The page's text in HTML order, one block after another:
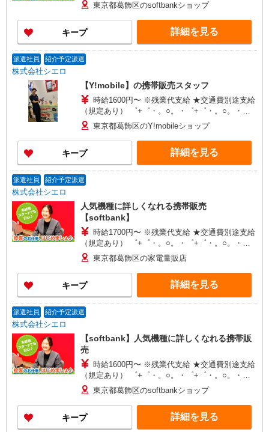
頂くと, インセンティブ支給(規定有) ★月2回払
い・週払い可能（規程有）★ ゜・。○。・゜
+゜・。○。・゜+゜
東京都葛飾区のsoftbankショップ
キープ 詳細を見る
派遣社員 紹介予定派遣
株式会社シエロ
【Y!mobile】の携帯販売スタッフ
時給1600円〜 ※残業代支給 ★交通費別途支給
（規定あり） ゜+゜・。○。・゜+゜・。○。・゜
+゜ 入社祝い金10万円支給(規定有) お友達を紹介
頂くと, インセンティブ支給(規定有) ★月2回払
い・週払い可能（規程有）★ ゜・。○。・゜
+゜・。○。・゜+゜
東京都葛飾区のY!mobileショップ
キープ 詳細を見る
派遣社員 紹介予定派遣
株式会社シエロ
人気機種に詳しくなれる携帯販売
【softbank】
時給1700円〜 ※残業代支給 ★交通費別途支給
（規定あり） ゜+゜・。○。・゜+゜・。○。・゜
+゜ 入社祝い金10万円支給(規定有) お友達を紹介
頂くと, インセンティブ支給(規定有) ★月2回払
い・週払い可能（規程有）★ ゜・。○。・゜
+゜・。○。・゜+゜
東京都葛飾区の家電量販店
キープ 詳細を見る
派遣社員 紹介予定派遣
株式会社シエロ
【softbank】人気機種に詳しくなれる携帯販
売
時給1600円〜 ※残業代支給 ★交通費別途支給
（規定あり） ゜+゜・。○。・゜+゜・。○。・゜
+゜ 入社祝い金10万円支給(規定有) お友達を紹介
頂くと, インセンティブ支給(規定有) ★月2回払
い・週払い可能（規程有）★ ゜・。○。・゜
+゜・。○。・゜+゜
東京都葛飾区のsoftbankショップ
キープ 詳細を見る